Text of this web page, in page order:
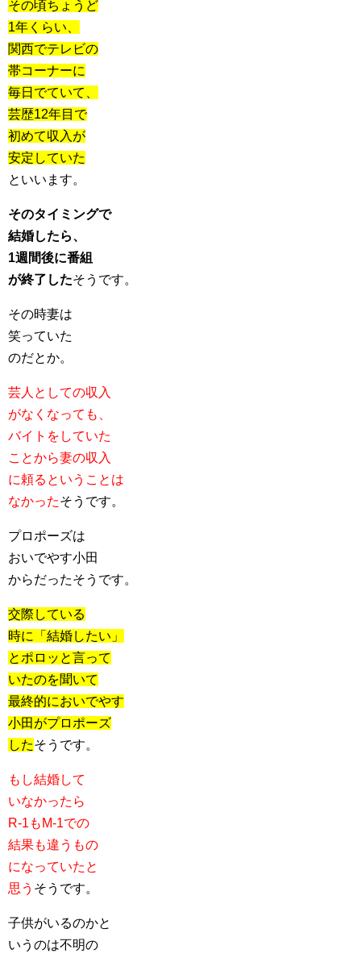
その頃ちょうど
1年くらい、
関西でテレビの
帯コーナーに
毎日でていて、
芸歴12年目で
初めて収入が
安定していた
といいます。
そのタイミングで
結婚したら、
1週間後に番組
が終了したそうです。
その時妻は
笑っていた
のだとか。
芸人としての収入
がなくなっても、
バイトをしていた
ことから妻の収入
に頼るということは
なかったそうです。
プロポーズは
おいでやす小田
からだったそうです。
交際している
時に「結婚したい」
とポロッと言って
いたのを聞いて
最終的においでやす
小田がプロポーズ
したそうです。
もし結婚して
いなかったら
R-1もM-1での
結果も違うもの
になっていたと
思う そうです。
子供がいるのかと
いうのは不明の